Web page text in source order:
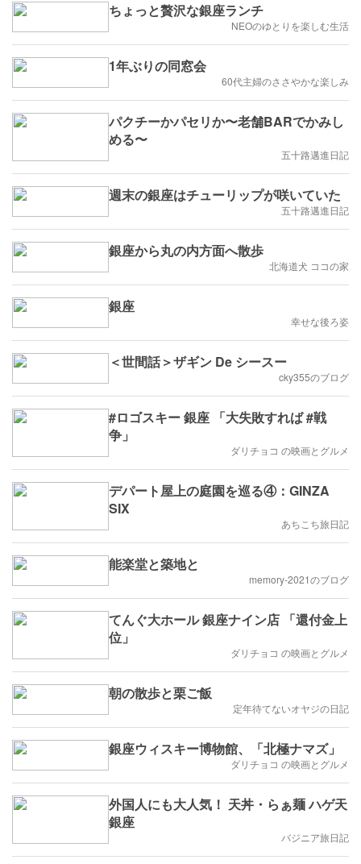
ちょっと贅沢な銀座ランチ
NEOのゆとりを楽しむ生活
1年ぶりの同窓会
60代主婦のささやかな楽しみ
パクチーかパセリか〜老舗BARでかみし
める〜
五十路邁進日記
週末の銀座はチューリップが咲いていた
五十路邁進日記
銀座から丸の内方面へ散歩
北海道犬 ココの家
銀座
幸せな後ろ姿
＜世間話＞ザギン De シースー
cky355のブログ
#ロゴスキー 銀座 「大失敗すれば #戦
争」
ダリチョコ の映画とグルメ
デパート屋上の庭園を巡る④：GINZA
SIX
あちこち旅日記
能楽堂と築地と
memory-2021のブログ
てんぐ大ホール 銀座ナイン店 「還付金上
位」
ダリチョコ の映画とグルメ
朝の散歩と栗ご飯
定年待てないオヤジの日記
銀座ウィスキー博物館、「北極ナマズ」
ダリチョコ の映画とグルメ
外国人にも大人気！ 天丼・らぁ麺 ハゲ天
銀座
バジニア旅日記